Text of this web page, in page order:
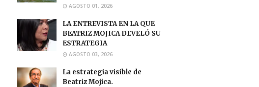
AGOSTO 01, 2026
LA ENTREVISTA EN LA QUE
BEATRIZ MOJICA DEVELÓ SU
ESTRATEGIA
AGOSTO 03, 2026
La estrategia visible de
Beatriz Mojica.